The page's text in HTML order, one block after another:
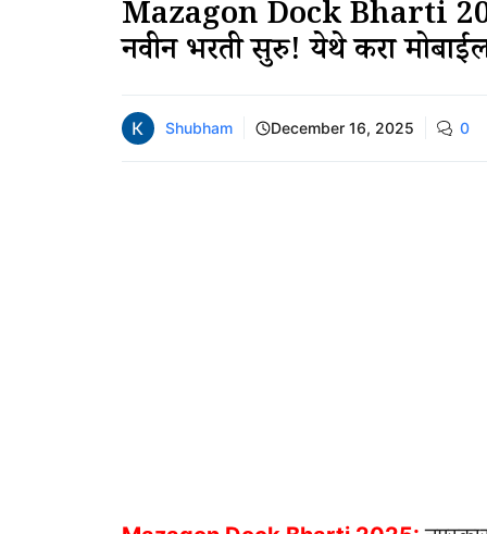
Mazagon Dock Bharti
नवीन भरती सुरु! येथे करा
Shubham December 16, 2025 0